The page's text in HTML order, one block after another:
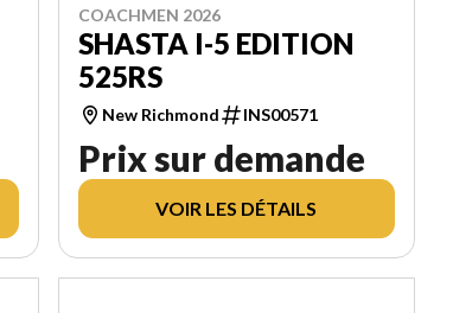
COACHMEN 2026
SHASTA I-5 EDITION
525RS
New Richmond INS00571
Prix sur demande
VOIR LES DÉTAILS